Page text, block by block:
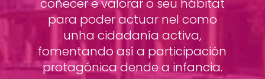
coñecer e valorar o seu hábitat
para poder actuar nel como
unha cidadanía activa,
fomentando así a participación
protagónica dende a infancia.